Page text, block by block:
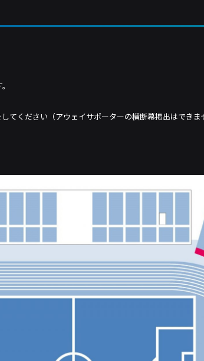
てください（アウェイサポーターの横断幕掲出はできま